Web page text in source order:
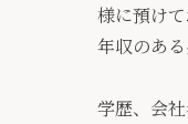
様に預け
年収のあ
学歴、会